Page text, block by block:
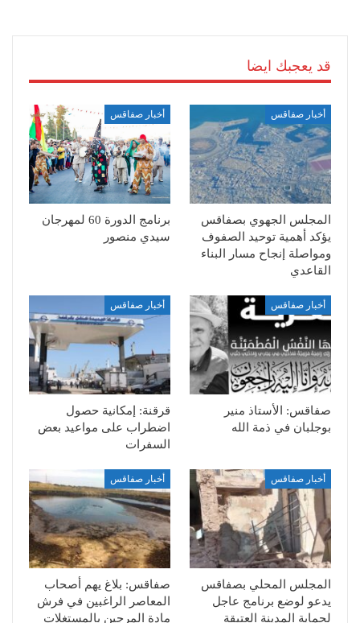
قد يعجبك ايضا
أخبار صفاقس
المجلس الجهوي بصفاقس
يؤكد أهمية توحيد الصفوف
ومواصلة إنجاح مسار البناء
القاعدي
أخبار صفاقس
برنامج الدورة 60 لمهرجان
سيدي منصور
أخبار صفاقس
صفاقس: الأستاذ منير
بوجلبان في ذمة الله
أخبار صفاقس
قرقنة: إمكانية حصول
اضطراب على مواعيد بعض
السفرات
أخبار صفاقس
المجلس المحلي بصفاقس
يدعو لوضع برنامج عاجل
لحماية المدينة العتيقة
أخبار صفاقس
صفاقس: بلاغ يهم أصحاب
المعاصر الراغبين في فرش
مادة المرجين بالمستغلات